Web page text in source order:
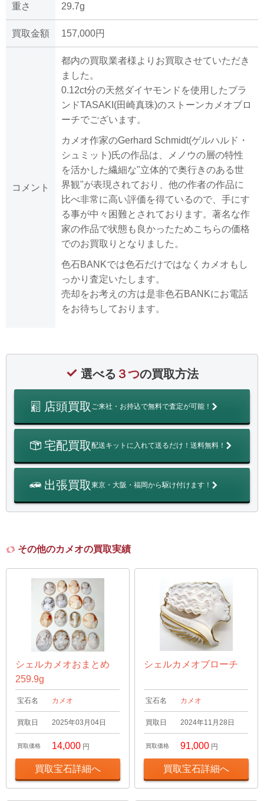
重さ 29.7g
買取金額 157,000円
コメント
都内の買取業者様よりお買取させていただき
ました。
0.12ct分の天然ダイヤモンドを使用したブラ
ンドTASAKI(田崎真珠)のストーンカメオブロ
ーチでございます。
カメオ作家のGerhard Schmidt(ゲルハルド・
シュミット)氏の作品は、メノウの層の特性
を活かした繊細な"立体的で奥行きのある世
界観"が表現されており、他の作者の作品に
比べ非常に高い評価を得ているので、手にす
る事が中々困難とされております。著名な作
家の作品で状態も良かったためこちらの価格
でのお買取りとなりました。
色石BANKでは色石だけではなくカメオもし
っかり査定いたします。
売却をお考えの方は是非色石BANKにお電話
をお待ちしております。
選べる ３つの買取方法
店頭買取 ご来社・お持込で無料で査定が可能！
宅配買取配送キットに入れて送るだけ！送料無料！
出張買取東京・大阪・福岡から駆け付けます！
その他のカメオの買取実績
シェルカメオおまとめ
259.9g
宝石名 カメオ
買取日 2025年03月04日
買取価格 14,000 円
買取宝石詳細へ
シェルカメオブローチ
宝石名 カメオ
買取日 2024年11月28日
買取価格 91,000 円
買取宝石詳細へ